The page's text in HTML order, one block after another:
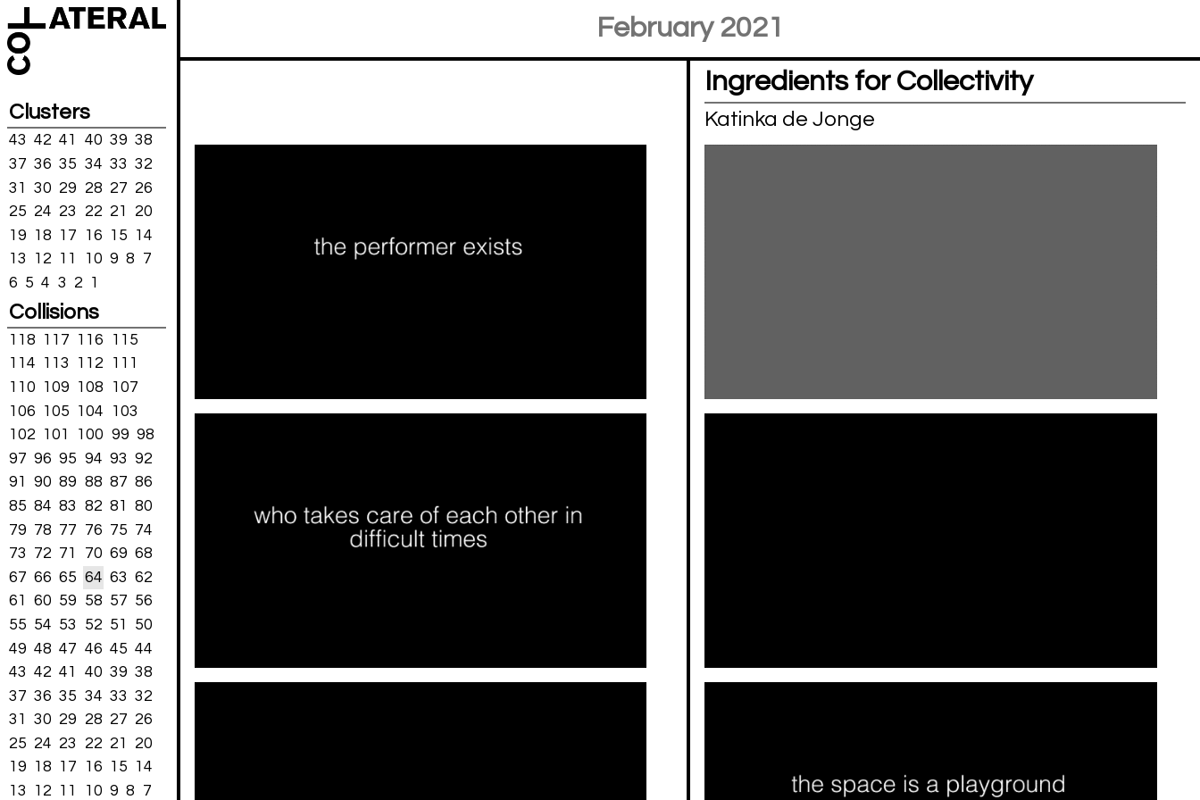
Clusters
43 42 41 40 39 38
37 36 35 34 33 32
31
30 29 28 27 26
25 24 23 22 21
20
19
18 17 16 15
14
13
12 11 10 9 8
7
6 5 4 3 2 1
Collisions
118 117 116
115
114
113 112
111
110
109 108
107
106
105 104
103
102
101 100 99 98
97 96 95 94 93 92
91
90 89 88 87 86
85 84 83 82 81
80
79 78 77 76 75 74
73
72 71 70 69 68
67 66 65 64 63 62
61
60 59 58 57 56
55 54 53 52 51
50
49 48 47 46 45 44
43 42 41 40 39 38
37 36 35 34 33 32
31
30 29 28 27 26
25 24 23 22 21
20
19
18 17 16 15
14
13
12 11 10 9 8 7
February 2021
Ingredients for Collectivity
Katinka de Jonge